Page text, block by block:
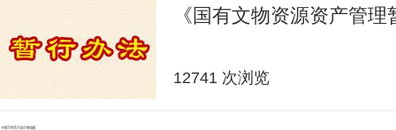
《国有文物资源资产管
12741 次浏览